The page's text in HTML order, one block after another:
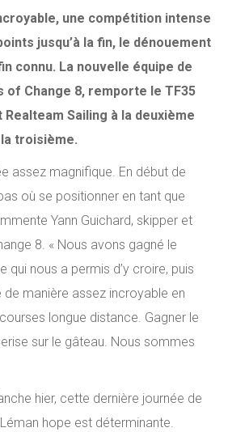
une compétition intense
jusqu’à la fin, le dénouement
connu. La nouvelle équipe de
of Change 8, remporte le TF35
Sailing à la deuxième
la troisième.
assez magnifique. En début de
où se positionner en tant que
Yann Guichard, skipper et
8. « Nous avons gagné le
qui nous a permis d’y croire, puis
de manière assez incroyable en
longue distance. Gagner le
sur le gâteau. Nous sommes
hier, cette dernière journée de
hope est déterminante.